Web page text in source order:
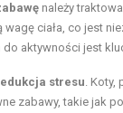
należy
ciała, co jest
aktywności jest
stresu. Koty,
zabawy, takie jak